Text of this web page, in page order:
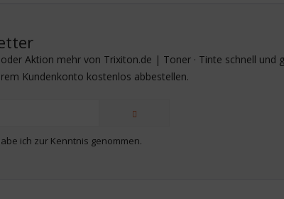
Aktion mehr von Trixiton.de | Toner · Tinte schnell und
Kundenkonto kostenlos abbestellen.
ich zur Kenntnis genommen.